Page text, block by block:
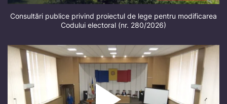
Consultări publice privind proiectul de lege pentru modificarea
Codului electoral (nr. 280/2026)